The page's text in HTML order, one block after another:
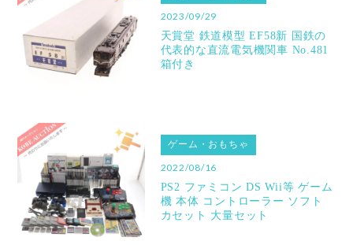
2023/09/29
天賞堂 鉄道模型 EF58新 国鉄の
代表的な直流電気機関車 No.481
箱付き
ゲーム・おもちゃ
2022/08/16
PS2 ファミコン DS Wii等 ゲーム
機 本体 コントローラー ソフト
カセット 大量セット